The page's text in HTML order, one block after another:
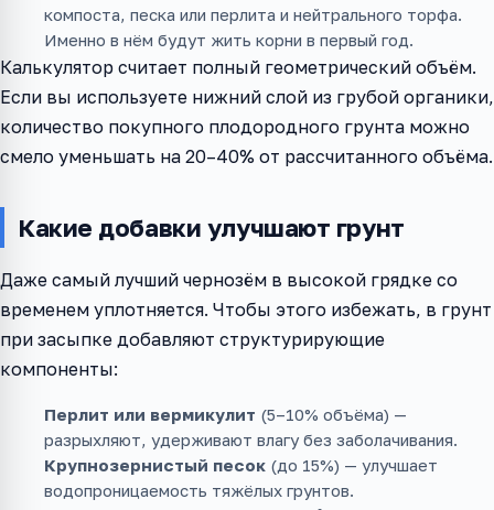
компоста, песка или перлита и нейтрального торфа.
Именно в нём будут жить корни в первый год.
Калькулятор считает полный геометрический объём.
Если вы используете нижний слой из грубой органики,
количество покупного плодородного грунта можно
смело уменьшать на 20–40% от рассчитанного объёма.
Какие добавки улучшают грунт
Даже самый лучший чернозём в высокой грядке со
временем уплотняется. Чтобы этого избежать, в грунт
при засыпке добавляют структурирующие
компоненты:
Перлит или вермикулит (5–10% объёма) —
разрыхляют, удерживают влагу без заболачивания.
Крупнозернистый песок (до 15%) — улучшает
водопроницаемость тяжёлых грунтов.